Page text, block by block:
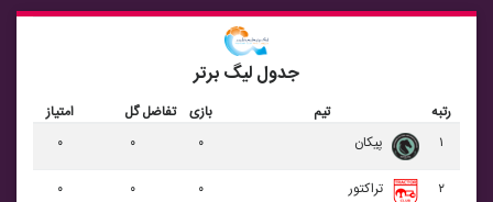
جدول لیگ برتر
رتبه تیم بازی تفاضل گل
امتیاز
۱
پيکان ۰ ۰ ۰
۲ تراکتور ۰ ۰ ۰